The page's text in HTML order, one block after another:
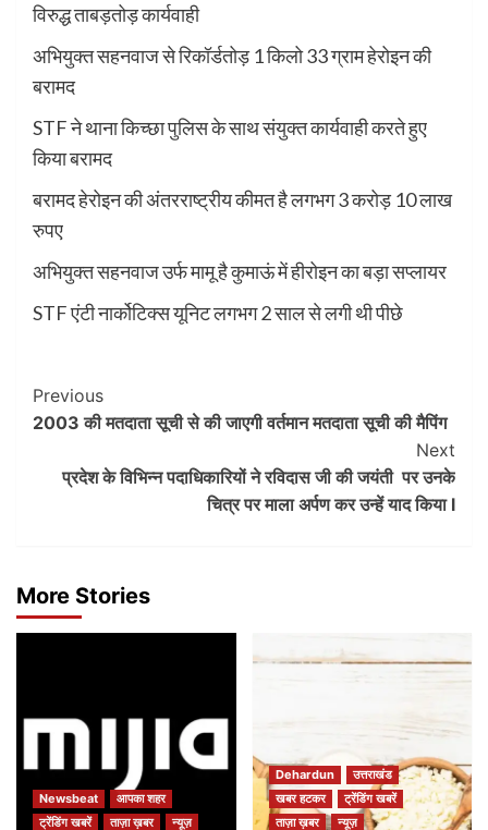
विरुद्ध ताबड़तोड़ कार्यवाही
अभियुक्त सहनवाज से रिकॉर्डतोड़ 1 किलो 33 ग्राम हेरोइन की
बरामद
STF ने थाना किच्छा पुलिस के साथ संयुक्त कार्यवाही करते हुए
किया बरामद
बरामद हेरोइन की अंतरराष्ट्रीय कीमत है लगभग 3 करोड़ 10 लाख
रुपए
अभियुक्त सहनवाज उर्फ मामू है कुमाऊं में हीरोइन का बड़ा सप्लायर
STF एंटी नार्कोटिक्स यूनिट लगभग 2 साल से लगी थी पीछे
Post
Navigation
Previous
2003 की मतदाता सूची से की जाएगी वर्तमान मतदाता सूची की मैपिंग
Next
प्रदेश के विभिन्न पदाधिकारियों ने रविदास जी की जयंती पर उनके
चित्र पर माला अर्पण कर उन्हें याद किया l
More Stories
Newsbeat
आपका शहर
ट्रेंडिंग खबरें
ताज़ा ख़बर न्यूज़
Dehardun
उत्तराखंड
खबर हटकर
ट्रेंडिंग खबरें
ताज़ा ख़बर
न्यूज़